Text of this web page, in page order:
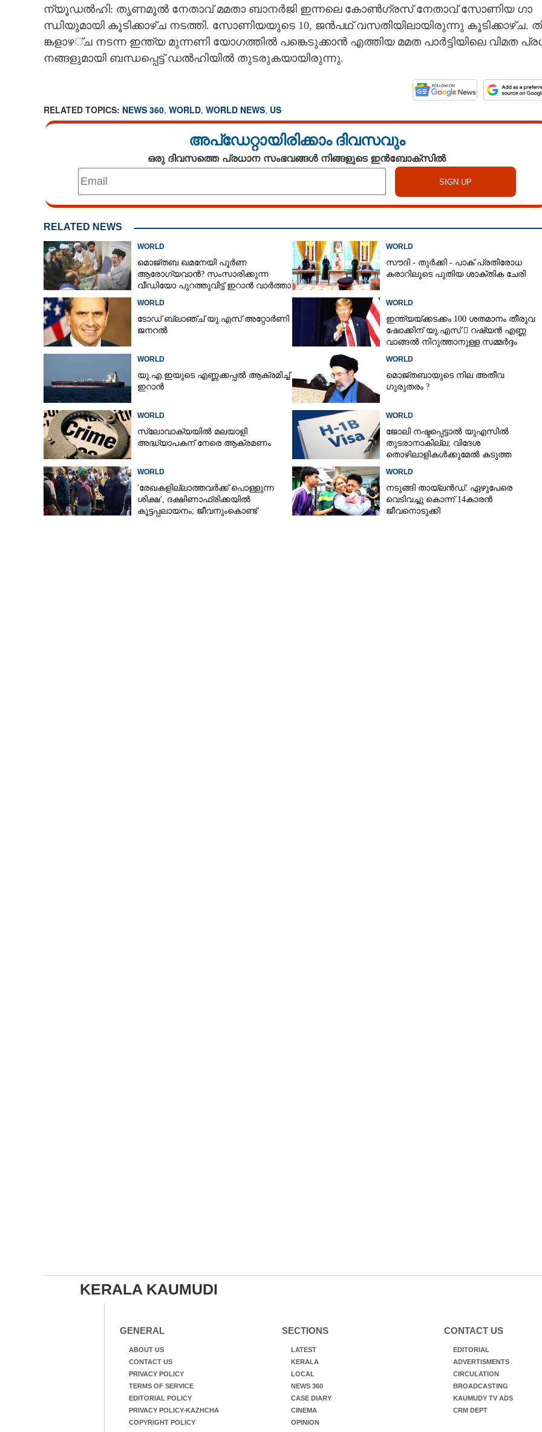
ന്യൂ​ഡ​ൽ​ഹി​:​ ​തൃ​ണ​മൂ​ൽ​ ​നേ​താ​വ് ​മ​മ​താ​ ​ബാ​ന​ർ​ജി​ ​ഇ​ന്ന​ലെ​ ​കോ​ൺ​ഗ്ര​സ് ​നേ​താ​വ് ​സോ​ണി​യ​ ​ഗാ​
ന്ധി​യു​മാ​യി​ ​കൂ​ടി​ക്കാ​ഴ്‌​ച​ ​ന​ട​ത്തി.​ ​സോ​ണി​യ​യു​ടെ​ 10,​ ​ജ​ൻ​പ​ഥ് ​വ​സ​തി​യി​ലാ​യി​രു​ന്നു​ ​കൂ​ടി​ക്കാ​ഴ്‌​ച.​
ങ്ക​ളാ​ഴ​‌്ച​ ​ന​ട​ന്ന​ ​ഇ​ന്ത്യ​ ​മു​ന്ന​ണി​ ​യോ​ഗ​ത്തി​ൽ​ ​പ​ങ്കെ​ടു​ക്കാ​ൻ​ ​എ​ത്തി​യ​ ​മ​മ​ത​ ​പാ​ർ​ട്ടി​യി​ലെ​ ​വി​മ​ത​
ന​ങ്ങ​ളു​മാ​യി​ ​ബ​ന്ധ​പ്പെ​ട്ട് ​ഡ​ൽ​ഹി​യി​ൽ​ ​തു​ട​രു​ക​യാ​യി​രു​ന്നു.
RELATED TOPICS: NEWS 360, WORLD, WORLD NEWS, US
അപ്ഡേറ്റായിരിക്കാം ദിവസവും
ഒരു ദിവസത്തെ പ്രധാന സംഭവങ്ങൾ നിങ്ങളുടെ ഇൻബോക്സിൽ
RELATED NEWS
WORLD
മൊജ്‌തബ ഖമനേയി പൂർണ
ആരോഗ്യവാൻ? സംസാരിക്കുന്ന
വീഡിയോ പുറത്തുവിട്ട് ഇറാൻ വാർത്താ
WORLD
സൗദി - തുർക്കി - പാക് പ്രതിരോധ
കരാറിലൂടെ പുതിയ ശാക്തിക ചേരി
WORLD
ടോഡ് ബ്ലാഞ്ച് യു.എസ് അറ്റോർണി
ജനറൽ
WORLD
ഇന്ത്യയ്ക്കടക്കം 100 ശതമാനം തീരുവ
ഷോക്കിന് യു.എസ്  റഷ്യൻ എണ്ണ
വാങ്ങൽ നിറുത്താനുള്ള സമ്മർദ്ദം
WORLD
യു.എ.ഇയുടെ എണ്ണക്കപ്പൽ ആക്രമിച്ച്
ഇറാൻ
WORLD
മൊജ്തബായുടെ നില അതീവ
ഗുരുതരം ?
WORLD
സ്ലോവാക്യയിൽ മലയാളി
അദ്ധ്യാപകന് നേരെ ആക്രമണം
WORLD
ജോലി നഷ്ടപ്പെട്ടാൽ യുഎസിൽ
തുടരാനാകില്ല; വിദേശ
തൊഴിലാളികൾക്കുമേൽ കടുത്ത
WORLD
'രേഖകളില്ലാത്തവർക്ക് പൊള്ളുന്ന
ശിക്ഷ', ദക്ഷിണാഫ്രിക്കയിൽ
കൂട്ടപ്പലായനം; ജീവനുംകൊണ്ട്
WORLD
നടുങ്ങി തായ്‌ലൻഡ്: ഏഴുപേരെ
വെടിവച്ചു കൊന്ന് 14കാരൻ
ജീവനൊടുക്കി
KERALA KAUMUDI
GENERAL
ABOUT US
CONTACT US
PRIVACY POLICY
TERMS OF SERVICE
EDITORIAL POLICY
PRIVACY POLICY-KAZHCHA
COPYRIGHT POLICY
SECTIONS
LATEST
KERALA
LOCAL
NEWS 360
CASE DIARY
CINEMA
OPINION
CONTACT US
EDITORIAL
ADVERTISMENTS
CIRCULATION
BROADCASTING
KAUMUDY TV ADS
CRM DEPT